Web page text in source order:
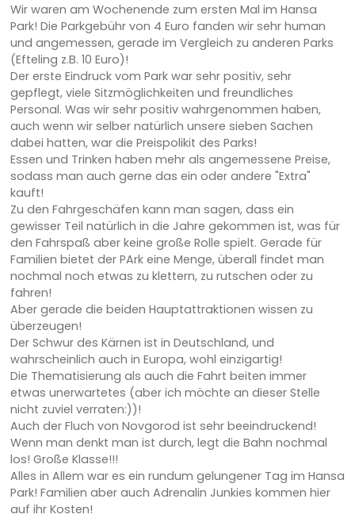
Wir waren am Wochenende zum ersten Mal im Hansa
Park! Die Parkgebühr von 4 Euro fanden wir sehr human
und angemessen, gerade im Vergleich zu anderen Parks
(Efteling z.B. 10 Euro)!
Der erste Eindruck vom Park war sehr positiv, sehr
gepflegt, viele Sitzmöglichkeiten und freundliches
Personal. Was wir sehr positiv wahrgenommen haben,
auch wenn wir selber natürlich unsere sieben Sachen
dabei hatten, war die Preispolikit des Parks!
Essen und Trinken haben mehr als angemessene Preise,
sodass man auch gerne das ein oder andere "Extra"
kauft!
Zu den Fahrgeschäfen kann man sagen, dass ein
gewisser Teil natürlich in die Jahre gekommen ist, was für
den Fahrspaß aber keine große Rolle spielt. Gerade für
Familien bietet der PArk eine Menge, überall findet man
nochmal noch etwas zu klettern, zu rutschen oder zu
fahren!
Aber gerade die beiden Hauptattraktionen wissen zu
überzeugen!
Der Schwur des Kärnen ist in Deutschland, und
wahrscheinlich auch in Europa, wohl einzigartig!
Die Thematisierung als auch die Fahrt beiten immer
etwas unerwartetes (aber ich möchte an dieser Stelle
nicht zuviel verraten:))!
Auch der Fluch von Novgorod ist sehr beeindruckend!
Wenn man denkt man ist durch, legt die Bahn nochmal
los! Große Klasse!!!
Alles in Allem war es ein rundum gelungener Tag im Hansa
Park! Familien aber auch Adrenalin Junkies kommen hier
auf ihr Kosten!